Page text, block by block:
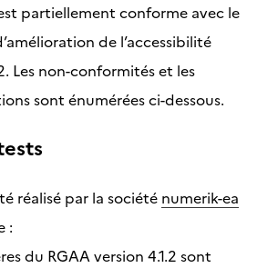
partiellement conforme avec le
de l’accessibilité
Les non-conformités et les
sont énumérées ci-dessous.
réalisé par la société numerik-ea
:
du RGAA version 4.1.2 sont